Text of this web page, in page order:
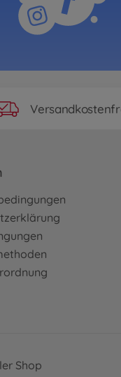
Shop